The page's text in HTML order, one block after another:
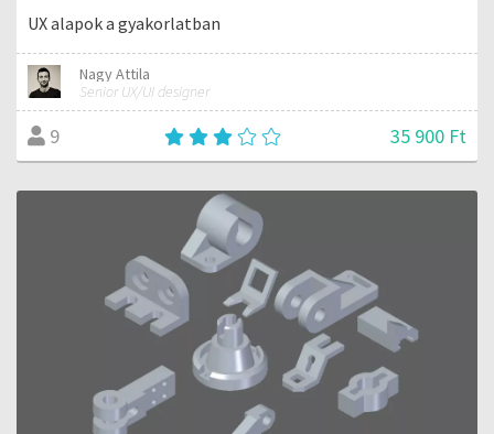
UX alapok a gyakorlatban
Nagy Attila
Senior UX/UI designer
9 35 900 Ft